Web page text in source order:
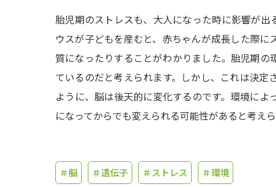
胎児期のストレスも、大人になった時に影響が
ウスが子どもを産むと、赤ちゃんが成長した際
質になったりすることがわかりました。胎児期
ているのだと考えられます。しかし、これは決
ように、脳は後天的に変化するのです。環境に
になってからでも変えられる可能性があると考えら
＃脳 ＃遺伝子 ＃ストレス ＃環境